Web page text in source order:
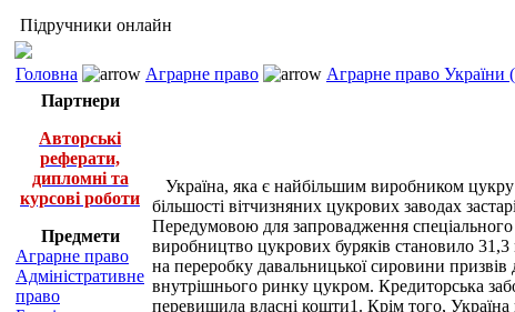
Підручники онлайн
Головна Аграрне право Аграрне право
Партнери
Авторські
реферати,
дипломні та
курсові роботи
Предмети
Аграрне право
Адміністративне
право
Україна, яка є найбільшим виробником цукру
більшості вітчизняних цукрових заводах
Передумовою для запровадження
виробництво цукрових буряків становило
на переробку давальницької сировини
внутрішнього ринку цукром. Кредиторська
перевищила власні кошти1. Крім того,